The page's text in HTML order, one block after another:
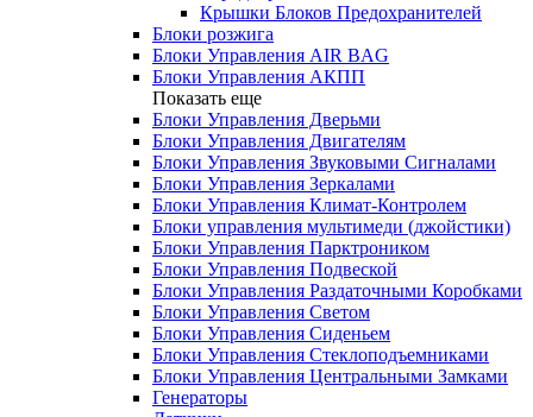
Крышки Блоков Предохранителей
Блоки розжига
Блоки Управления AIR BAG
Блоки Управления АКПП
Показать еще
Блоки Управления Дверьми
Блоки Управления Двигателям
Блоки Управления Звуковыми Сигналами
Блоки Управления Зеркалами
Блоки Управления Климат-Контролем
Блоки управления мультимеди (джойстики)
Блоки Управления Парктроником
Блоки Управления Подвеской
Блоки Управления Раздаточными Коробками
Блоки Управления Светом
Блоки Управления Сиденьем
Блоки Управления Стеклоподъемниками
Блоки Управления Центральными Замками
Генераторы